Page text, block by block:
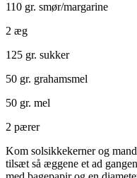
110 gr. smør/margarine
2 æg
125 gr. sukker
50 gr. grahamsmel
50 gr. mel
2 pærer
Kom solsikkekerner og
tilsæt så æggene et ad